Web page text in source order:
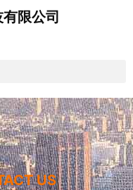
限公司
US